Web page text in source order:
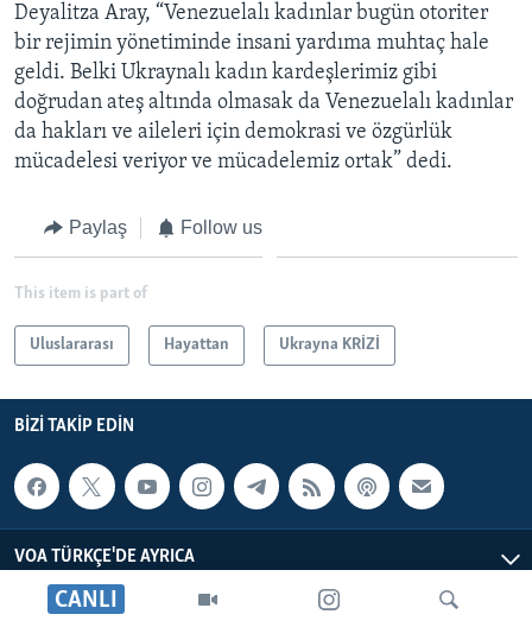
CANLI
Deyalitza Aray, “Venezuelalı kadınlar bugün otoriter
bir rejimin yönetiminde insani yardıma muhtaç hale
geldi. Belki Ukraynalı kadın kardeşlerimiz gibi
doğrudan ateş altında olmasak da Venezuelalı kadınlar
da hakları ve aileleri için demokrasi ve özgürlük
mücadelesi veriyor ve mücadelemiz ortak” dedi.
Paylaş Follow us
This item is part of
Uluslararası Hayattan Ukrayna KRİZİ
BIZI TAKIP EDIN
VOA TÜRKÇE'DE AYRICA